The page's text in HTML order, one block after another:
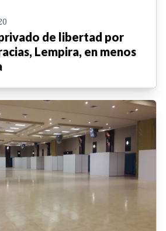
de libertad por
Lempira, en menos